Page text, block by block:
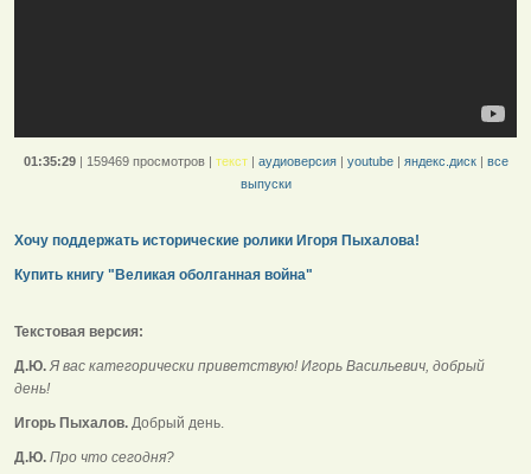
01:35:29 | 159469 просмотров | текст | аудиоверсия | youtube | яндекс.диск | все
выпуски
Хочу поддержать исторические ролики Игоря Пыхалова!
Купить книгу "Великая оболганная война"
Текстовая версия:
Д.Ю.Я вас категорически приветствую! Игорь Васильевич, добрый
день!
Игорь Пыхалов. Добрый день.
Д.Ю. Про что сегодня?